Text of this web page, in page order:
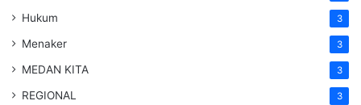
Hukum 3
Menaker 3
MEDAN KITA 3
REGIONAL 3